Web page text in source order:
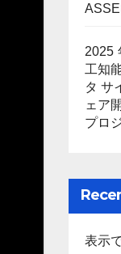
2025
工知
タ サ
ェア
プロ
表示